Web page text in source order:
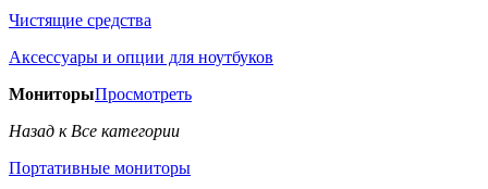
Чистящие средства
Аксессуары и опции для ноутбуков
МониторыПросмотреть
Назад к Все категории
Портативные мониторы